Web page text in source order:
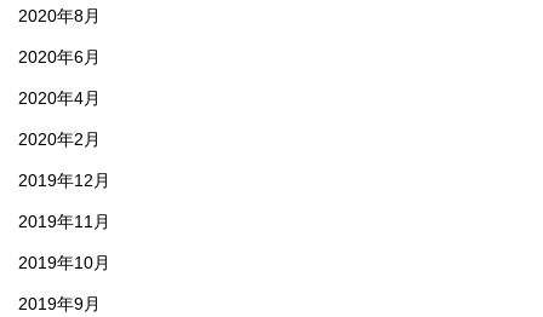
2020年8月
2020年6月
2020年4月
2020年2月
2019年12月
2019年11月
2019年10月
2019年9月